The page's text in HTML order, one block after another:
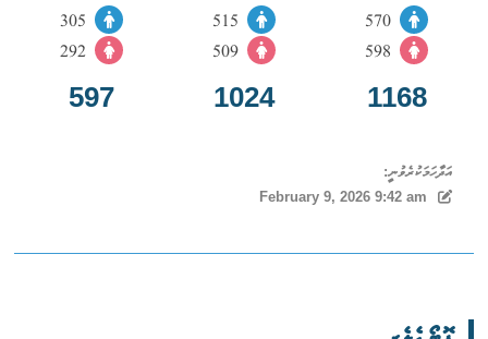
570
598
1168
515
509
1024
292
597
އަދާހަމަކުރެވުނީ:
February 9, 2026 9:42 am